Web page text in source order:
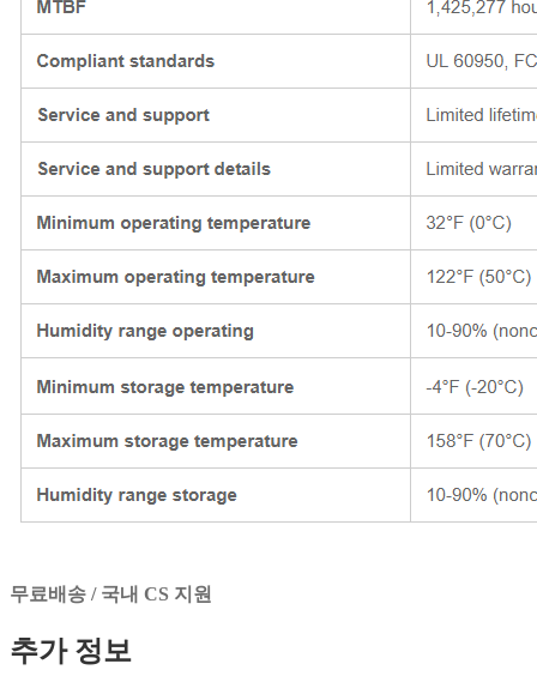
무료배송 / 국내 CS 지원
추가 정보